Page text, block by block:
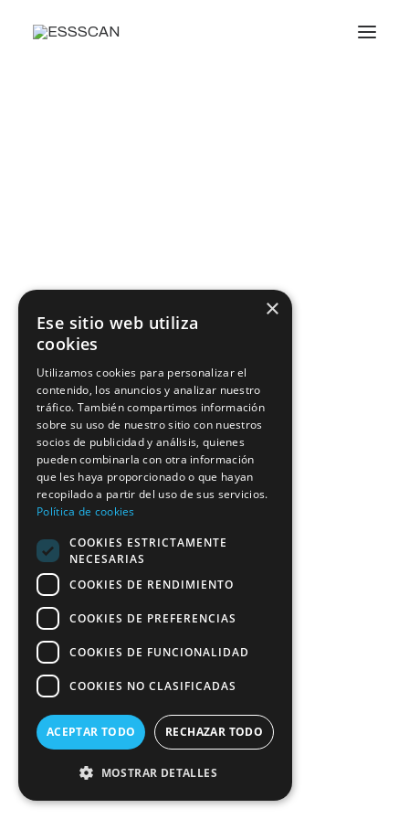
Oficina virtual
Search
×
Ese sitio web utiliza
cookies
Utilizamos cookies para personalizar el
contenido, los anuncios y analizar nuestro
tráfico. También compartimos información
sobre su uso de nuestro sitio con nuestros
socios de publicidad y análisis, quienes
pueden combinarla con otra información
que les haya proporcionado o que hayan
recopilado a partir del uso de sus servicios.
Política de cookies
COOKIES ESTRICTAMENTE
NECESARIAS
COOKIES DE RENDIMIENTO
COOKIES DE PREFERENCIAS
COOKIES DE FUNCIONALIDAD
COOKIES NO CLASIFICADAS
ACEPTAR TODO RECHAZAR TODO
MOSTRAR DETALLES